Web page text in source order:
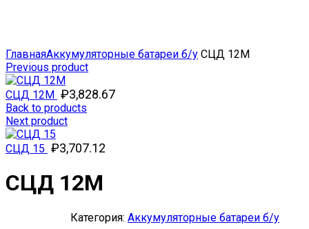
ГлавнаяАккумуляторные батареи б/у СЦД 12М
Previous product
СЦД 12М ₽3,828.67
Back to products
Next product
СЦД 15 ₽3,707.12
СЦД 12М
Категория: Аккумуляторные батареи б/у